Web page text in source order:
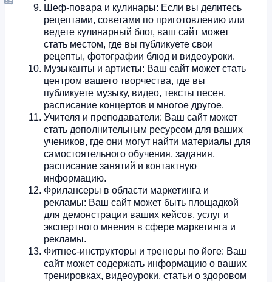
Шеф-повара и кулинары: Если вы делитесь
рецептами, советами по приготовлению или
ведете кулинарный блог, ваш сайт может
стать местом, где вы публикуете свои
рецепты, фотографии блюд и видеоуроки.
Музыканты и артисты: Ваш сайт может стать
центром вашего творчества, где вы
публикуете музыку, видео, тексты песен,
расписание концертов и многое другое.
Учителя и преподаватели: Ваш сайт может
стать дополнительным ресурсом для ваших
учеников, где они могут найти материалы для
самостоятельного обучения, задания,
расписание занятий и контактную
информацию.
Фрилансеры в области маркетинга и
рекламы: Ваш сайт может быть площадкой
для демонстрации ваших кейсов, услуг и
экспертного мнения в сфере маркетинга и
рекламы.
Фитнес-инструкторы и тренеры по йоге: Ваш
сайт может содержать информацию о ваших
тренировках, видеоуроки, статьи о здоровом